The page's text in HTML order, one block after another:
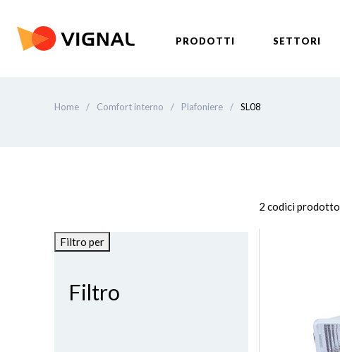
PRODOTTI SETTORI
Home / Comfort interno / Plafoniere / SL08
Filtro per
Filtro
2 codici prodotto